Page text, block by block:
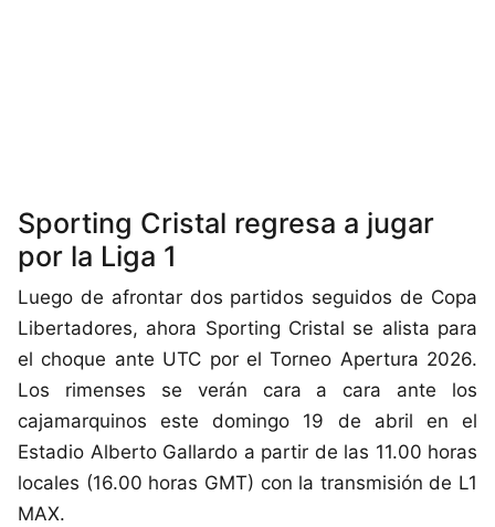
Sporting Cristal regresa a jugar
por la Liga 1
Luego de afrontar dos partidos seguidos de Copa
Libertadores, ahora Sporting Cristal se alista para
el choque ante UTC por el Torneo Apertura 2026.
Los rimenses se verán cara a cara ante los
cajamarquinos este domingo 19 de abril en el
Estadio Alberto Gallardo a partir de las 11.00 horas
locales (16.00 horas GMT) con la transmisión de L1
MAX.